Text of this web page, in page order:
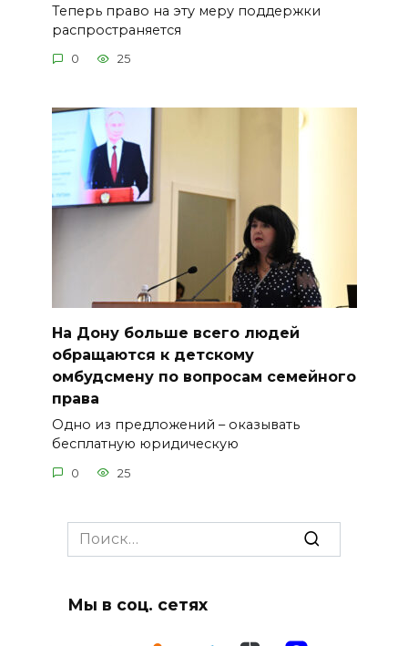
Теперь право на эту меру поддержки
распространяется
0 25
На Дону больше всего людей
обращаются к детскому
омбудсмену по вопросам семейного
права
Одно из предложений – оказывать
бесплатную юридическую
0 25
Search
for:
Мы в соц. сетях